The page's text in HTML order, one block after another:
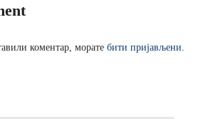
коментар, моратебити пријављени